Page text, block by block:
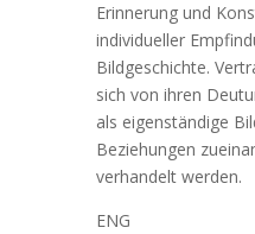
Erinnerung und
individueller
Bildgeschichte.
sich von ihren
als eigenständige
Beziehungen
verhandelt werden.
ENG